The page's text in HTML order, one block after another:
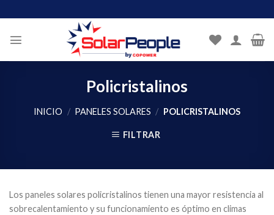
to
content
Policristalinos
INICIO / PANELES SOLARES / POLICRISTALINOS
FILTRAR
Los paneles solares policristalinos tienen una mayor resistencia al
sobrecalentamiento y su funcionamiento es óptimo en climas